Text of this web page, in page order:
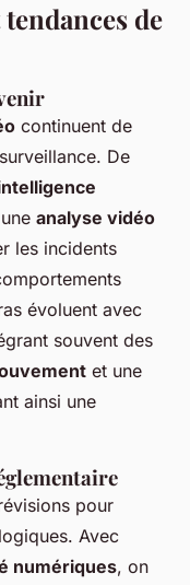
de
continuent de
De
analyse vidéo
les incidents
évoluent avec
souvent des
et une
ainsi une
pour
Avec
numériques, on